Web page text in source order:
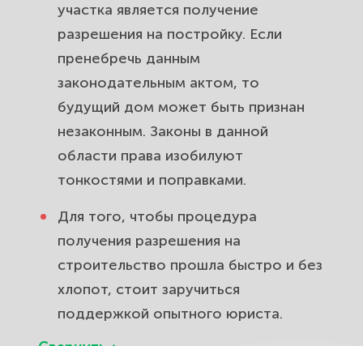
участка является получение
разрешения на постройку. Если
пренебречь данным
законодательным актом, то
будущий дом может быть признан
незаконным. Законы в данной
области права изобилуют
тонкостями и поправками.
Для того, чтобы процедура
получения разрешения на
строительство прошла быстро и без
хлопот, стоит заручиться
поддержкой опытного юриста.